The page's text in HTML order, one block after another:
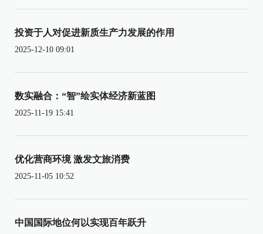
投资于人对促进新质生产力发展的作用
2025-12-10 09:01
数实融合：“智”绘实体经济新蓝图
2025-11-19 15:41
优化营商环境 激发文旅消费
2025-11-05 10:52
中国国际地位何以实现百年跃升